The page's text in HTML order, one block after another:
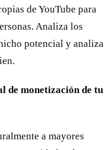
de YouTube para
Analiza los
potencial y analiza
de monetización de tu
a mayores